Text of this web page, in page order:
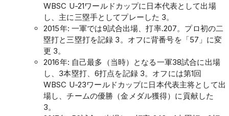
WBSC U-21ワールドカップに日本代表として出場
し、主に三塁手としてプレーした 3。
2015年: 一軍では9試合出場、打率.207。プロ初の二
塁打と三塁打を記録 3。オフに背番号を「57」に変
更 3。
2016年: 自己最多（当時）となる一軍38試合に出場
し、3本塁打、6打点を記録 3。オフには第1回
WBSC U-23ワールドカップに日本代表主将として出
場し、チームの優勝（金メダル獲得）に貢献した
3。